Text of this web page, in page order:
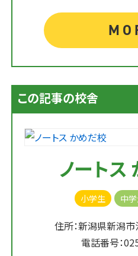
この記事の校舎
ノートス
小学生 中
住所：新潟県新潟
電話番号：